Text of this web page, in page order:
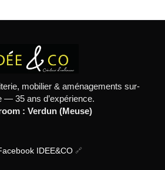
mobilier & aménagements sur-
— 35 ans d’expérience.
: Verdun (Meuse)
IDEE&CO